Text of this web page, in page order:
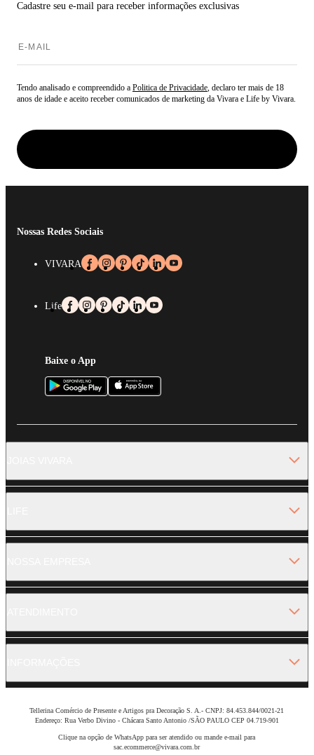
Cadastre seu e-mail para receber informações exclusivas
Tendo analisado e compreendido a Politica de Privacidade, declaro ter mais de 18
anos de idade e aceito receber comunicados de marketing da Vivara e Life by Vivara.
Nossas Redes Sociais
VIVARA
Life
Baixe o App
Tellerina Comércio de Presente e Artigos pra Decoração S. A.- CNPJ: 84.453.844/0021-21
Endereço: Rua Verbo Divino - Chácara Santo Antonio /SÃO PAULO CEP 04.719-901
Clique na opção de WhatsApp para ser atendido ou mande e-mail para
sac.ecommerce@vivara.com.br